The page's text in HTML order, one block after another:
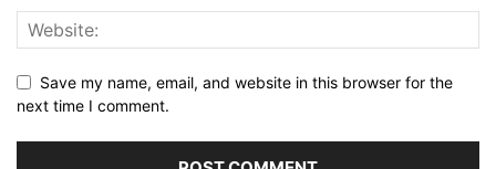
Save my name, email, and website in this browser for the
next time I comment.